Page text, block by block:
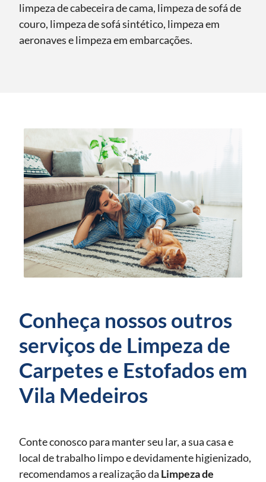
limpeza de cabeceira de cama, limpeza de sofá de
couro, limpeza de sofá sintético, limpeza em
aeronaves e limpeza em embarcações.
Conheça nossos outros
serviços de Limpeza de
Carpetes e Estofados em
Vila Medeiros
Conte conosco para manter seu lar, a sua casa e
local de trabalho limpo e devidamente higienizado,
recomendamos a realização da Limpeza de